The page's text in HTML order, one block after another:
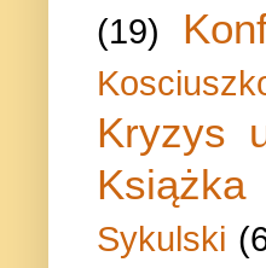
(19)
Kryzys
Książka
Sykulski